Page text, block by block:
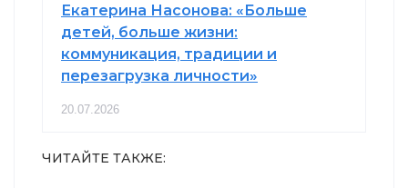
Екатерина Насонова: «Больше
детей, больше жизни:
коммуникация, традиции и
перезагрузка личности»
20.07.2026
ЧИТАЙТЕ ТАКЖЕ: